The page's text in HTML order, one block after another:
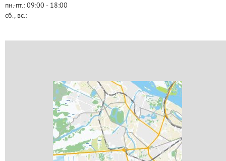
пн.-пт.: 09:00 - 18:00
сб., вс.: